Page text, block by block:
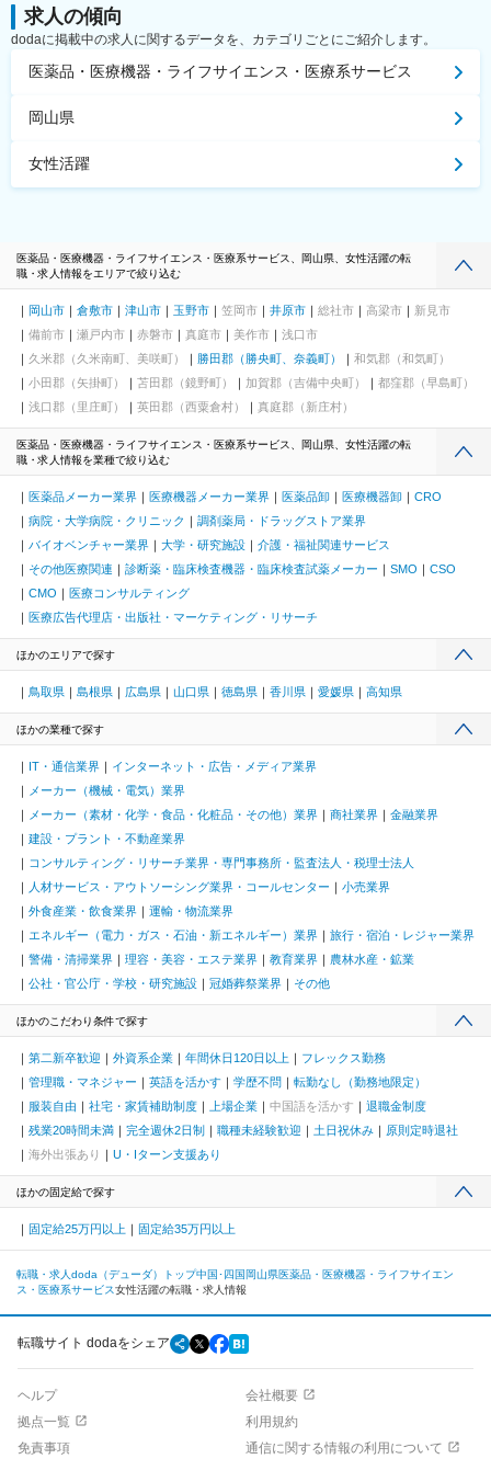
求人の傾向
dodaに掲載中の求人に関するデータを、カテゴリごとにご紹介します。
医薬品・医療機器・ライフサイエンス・医療系サービス
岡山県
女性活躍
医薬品・医療機器・ライフサイエンス・医療系サービス、岡山県、女性活躍の転
職・求人情報をエリアで絞り込む
岡山市 倉敷市 津山市 玉野市 笠岡市 井原市 総社市 高梁市
新見市
備前市
瀬戸内市 赤磐市 真庭市 美作市
浅口市
久米郡（久米南町、美咲町）
勝田郡（勝央町、奈義町）
和気郡（和気町）
小田郡（矢掛町）
苫田郡（鏡野町） 加賀郡（吉備中央町）
都窪郡（早島町）
浅口郡（里庄町）
英田郡（西粟倉村） 真庭郡（新庄村）
医薬品・医療機器・ライフサイエンス・医療系サービス、岡山県、女性活躍の転
職・求人情報を業種で絞り込む
医薬品メーカー業界 医療機器メーカー業界 医薬品卸 医療機器卸
CRO
病院・大学病院・クリニック
調剤薬局・ドラッグストア業界
バイオベンチャー業界
大学・研究施設
介護・福祉関連サービス
その他医療関連
診断薬・臨床検査機器・臨床検査試薬メーカー SMO
CSO
CMO
医療コンサルティング
医療広告代理店・出版社・マーケティング・リサーチ
ほかのエリアで探す
鳥取県 島根県 広島県 山口県 徳島県 香川県 愛媛県 高知県
ほかの業種で探す
IT・通信業界
インターネット・広告・メディア業界
メーカー（機械・電気）業界
メーカー（素材・化学・食品・化粧品・その他）業界
商社業界
金融業界
建設・プラント・不動産業界
コンサルティング・リサーチ業界・専門事務所・監査法人・税理士法人
人材サービス・アウトソーシング業界・コールセンター
小売業界
外食産業・飲食業界
運輸・物流業界
エネルギー（電力・ガス・石油・新エネルギー）業界
旅行・宿泊・レジャー業界
警備・清掃業界
理容・美容・エステ業界 教育業界
農林水産・鉱業
公社・官公庁・学校・研究施設
冠婚葬祭業界 その他
ほかのこだわり条件で探す
第二新卒歓迎 外資系企業 年間休日120日以上
フレックス勤務
管理職・マネジャー
英語を活かす 学歴不問
転勤なし（勤務地限定）
服装自由
社宅・家賃補助制度 上場企業 中国語を活かす
退職金制度
残業20時間未満
完全週休2日制 職種未経験歓迎 土日祝休み
原則定時退社
海外出張あり
U・Iターン支援あり
ほかの固定給で探す
固定給25万円以上 固定給35万円以上
転職・求人doda（デューダ）トップ中国･四国 岡山県医薬品・医療機器・ライフサイエン
ス・医療系サービス女性活躍の転職・求人情報
転職サイト dodaをシェア
ヘルプ
会社概要
拠点一覧
利用規約
免責事項
通信に関する情報の利用について